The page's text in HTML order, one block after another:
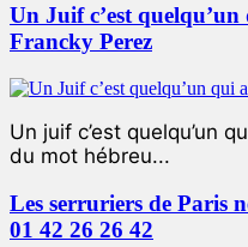
Un Juif c’est
Francky Perez
Un juif c’est quelqu’un
du mot hébreu...
Les serruriers de Paris
01 42 26 26 42